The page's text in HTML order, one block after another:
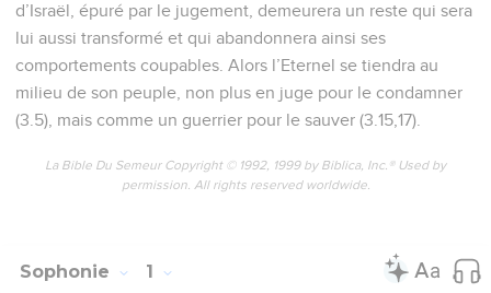
d’Israël, épuré par le jugement, demeurera un reste qui sera
lui aussi transformé et qui abandonnera ainsi ses
comportements coupables. Alors l’Eternel se tiendra au
milieu de son peuple, non plus en juge pour le condamner
(3.5), mais comme un guerrier pour le sauver (3.15,17).
La Bible Du Semeur Copyright © 1992, 1999 by Biblica, Inc.® Used by
permission. All rights reserved worldwide.
Sophonie 1